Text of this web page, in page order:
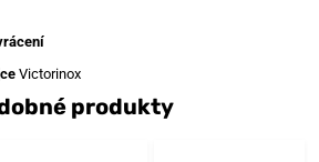
Victorinox
produkty